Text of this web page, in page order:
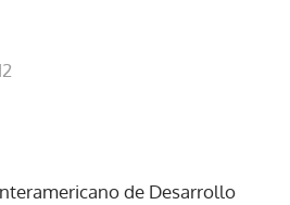
de Desarrollo